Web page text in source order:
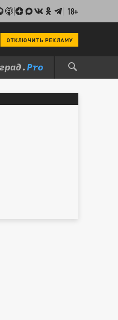
18+
ОТКЛЮЧИТЬ РЕКЛАМУ